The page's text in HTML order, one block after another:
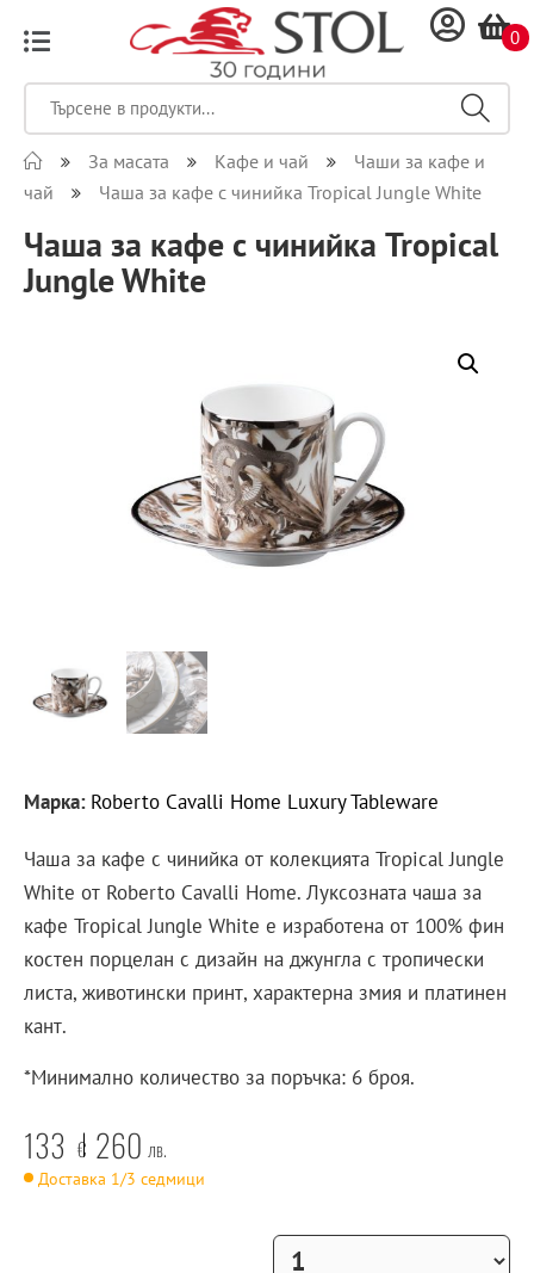
0
За масата Кафе и чай
Чаши за кафе и
чай
Чаша за кафе с чинийка Tropical Jungle White
Чаша за кафе с чинийка Tropical
Jungle White
Марка: Roberto Cavalli Home Luxury Tableware
Чаша за кафе с чинийка от колекцията Tropical Jungle
White от Roberto Cavalli Home. Луксозната чаша за
кафе Tropical Jungle White е изработена от 100% фин
костен порцелан с дизайн на джунгла с тропически
листа, животински принт, характерна змия и платинен
кант.
*Минимално количество за поръчка: 6 броя.
133 € 260 лв.
Доставка 1/3 седмици